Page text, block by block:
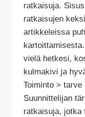
ratkaisuja.
ratkaisujen
artikkeleissa
vielä hetkesi,
kulmakivi ja
Toiminto >
Suunnittelijan
ratkaisuja,